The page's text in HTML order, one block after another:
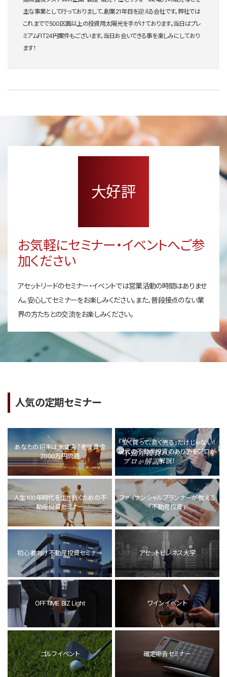
主な事業として行っておりまして、創業21年目を迎える会社です。弊社では
これまでで500区画以上の投資用太陽光を手がけております。当日はプレ
ミアムFIT24円案件もございます。当日お会いできる事を楽しみにしており
ます！
大好評
お気軽にセミナー・イベントへご参
加ください
アセットリードのセミナー・イベントでは営業活動の時間はありませ
ん。安心してセミナーをお楽しみください。また、普段接点のない業
界の方たちとの交流をお楽しみください。
人気の定期セミナー
あなたの将来は大丈夫？老後資金
2000万円問題
「安く買って、高く売る」だけじゃない！
現代の不動産投資のあり方をプロが
解説！
人生100年時代を生き抜くための不
動産投資セミナー
ファイナンシャルプランナーが教える
「不動産投資」
初心者向け不動産投資セミナー アセットビジネス大学
OFFTIME BIZ Light ワインイベント
ゴルフイベント 確定申告セミナー